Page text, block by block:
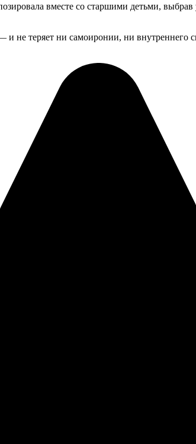
вместе со старшими детьми,
и не теряет ни самоиронии, ни